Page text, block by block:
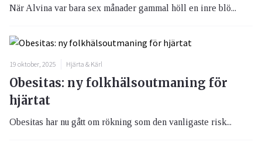
När Alvina var bara sex månader gammal höll en inre blö...
19 oktober, 2025 Hjärta & Kärl
Obesitas: ny folkhälsoutmaning för
hjärtat
Obesitas har nu gått om rökning som den vanligaste risk...